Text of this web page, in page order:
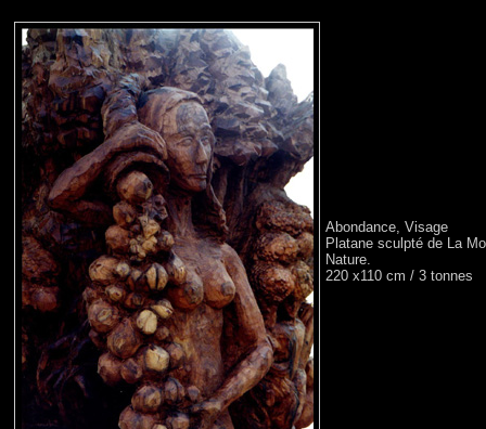
Abondance, Visage
Platane sculpté de La
Nature.
220 x110 cm / 3 tonnes